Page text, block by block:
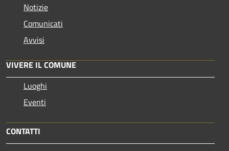
Notizie
Comunicati
Avvisi
VIVERE IL COMUNE
Luoghi
Eventi
CONTATTI